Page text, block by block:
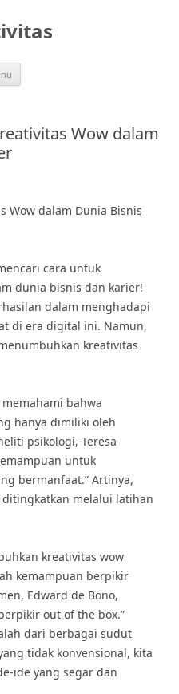
Wow dalam
Wow dalam Dunia Bisnis
cara untuk
dunia bisnis dan karier!
dalam menghadapi
di era digital ini. Namun,
kreativitas
bahwa
hanya dimiliki oleh
psikologi, Teresa
untuk
bermanfaat.” Artinya,
melalui latihan
kreativitas wow
kemampuan berpikir
Edward de Bono,
out of the box.”
dari berbagai sudut
tidak konvensional, kita
ide yang segar dan